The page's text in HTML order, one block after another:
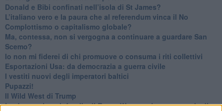
Donald e Bibi confinati nell’isola di St James?
L’italiano vero e la paura che al referendum vinca il No
​Complottismo o capitalismo globale?
​Ma, contessa, non si vergogna a continuare a guardare San
Scemo?
​Io non mi fiderei di chi promuove o consuma i riti collettivi
Esportazioni Usa: da democrazia a guerra civile
​I vestiti nuovi degli imperatori baltici
​Pupazzi!
​Il Wild West di Trump
​La depressione infantile di Roger Waters e la propaganda di